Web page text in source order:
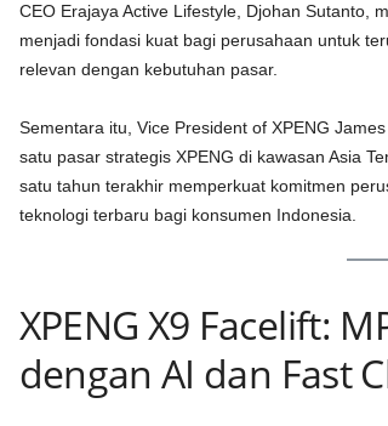
CEO Erajaya Active Lifestyle, Djohan Sutanto,
menjadi fondasi kuat bagi perusahaan untuk
relevan dengan kebutuhan pasar.
Sementara itu, Vice President of XPENG
satu pasar strategis XPENG di kawasan Asia
satu tahun terakhir memperkuat komitmen
teknologi terbaru bagi konsumen Indonesia.
XPENG X9 Facelift:
dengan AI dan Fast